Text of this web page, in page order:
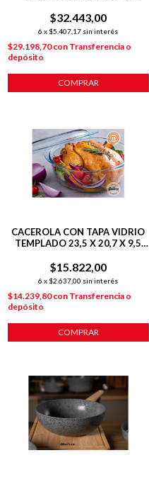
INDUCCION
$32.443,00
6 x $5.407,17 sin interés
$29.198,70con Transferencia o
depósito
COMPRAR
CACEROLA CON TAPA VIDRIO
TEMPLADO 23,5 X 20,7 X 9,5
$15.822,00
6 x $2.637,00 sin interés
$14.239,80con Transferencia o
depósito
COMPRAR